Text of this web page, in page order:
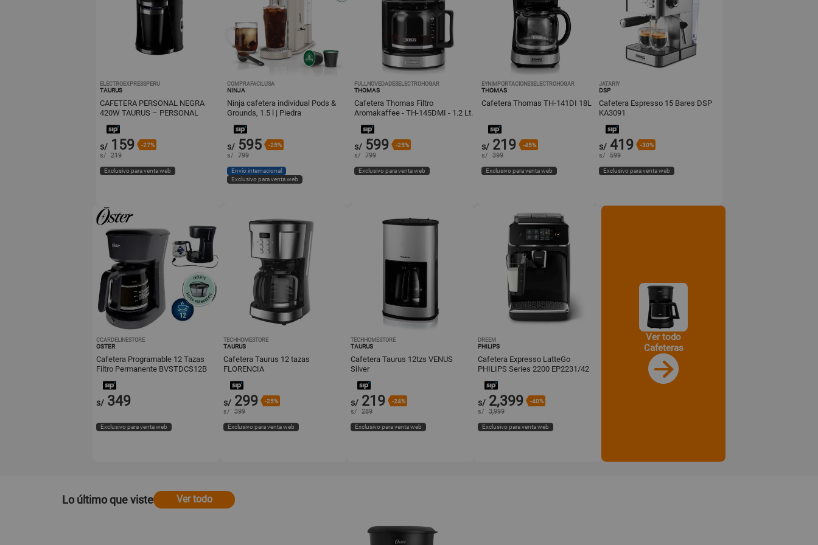
ELECTROEXPRESSPERU
TAURUS
CAFETERA PERSONAL NEGRA
420W TAURUS – PERSONAL
s/ 159 -27%
s/ 219
Exclusivo para venta web
COMPRAFACILUSA
NINJA
Ninja cafetera individual Pods &
Grounds, 1.5 l | Piedra
s/ 595 -25%
s/ 799
Envío internacional
Exclusivo para venta web
FULLNOVEDADESELECTROHOGAR
THOMAS
Cafetera Thomas Filtro
Aromakaffee - TH-145DMI - 1.2 Lt.
s/ 599 -25%
s/ 799
Exclusivo para venta web
EYNIMPORTACIONESELECTROHOGAR
THOMAS
Cafetera Thomas TH-141DI 18L
s/ 219 -45%
s/ 399
Exclusivo para venta web
JATARIY
DSP
Cafetera Espresso 15 Bares DSP
KA3091
s/ 419 -30%
s/ 599
Exclusivo para venta web
CCARDELINESTORE
OSTER
Cafetera Programable 12 Tazas
Filtro Permanente BVSTDCS12B
s/ 349
Exclusivo para venta web
TECHHOMESTORE
TAURUS
Cafetera Taurus 12 tazas
FLORENCIA
s/ 299 -25%
s/ 399
Exclusivo para venta web
TECHHOMESTORE
TAURUS
Cafetera Taurus 12tzs VENUS
Silver
s/ 219 -24%
s/ 289
Exclusivo para venta web
DREEM
PHILIPS
Cafetera Expresso LatteGo
PHILIPS Series 2200 EP2231/42
s/ 2,399 -40%
s/ 3,999
Exclusivo para venta web
Ver todo
Cafeteras
Lo último que viste Ver todo